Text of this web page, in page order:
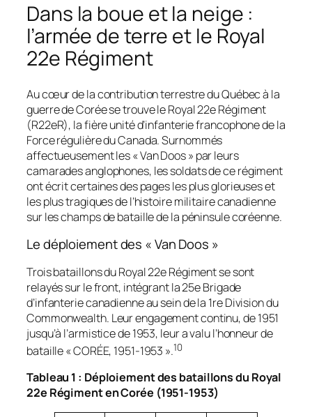
Dans la boue et la neige :
l’armée de terre et le Royal
22e Régiment
Au cœur de la contribution terrestre du Québec à la
guerre de Corée se trouve le Royal 22e Régiment
(R22eR), la fière unité d’infanterie francophone de la
Force régulière du Canada. Surnommés
affectueusement les « Van Doos » par leurs
camarades anglophones, les soldats de ce régiment
ont écrit certaines des pages les plus glorieuses et
les plus tragiques de l’histoire militaire canadienne
sur les champs de bataille de la péninsule coréenne.
Le déploiement des « Van Doos »
Trois bataillons du Royal 22e Régiment se sont
relayés sur le front, intégrant la 25e Brigade
d’infanterie canadienne au sein de la 1re Division du
Commonwealth. Leur engagement continu, de 1951
jusqu’à l’armistice de 1953, leur a valu l’honneur de
bataille « CORÉE, 1951-1953 ».10
Tableau 1 : Déploiement des bataillons du Royal
22e Régiment en Corée (1951-1953)